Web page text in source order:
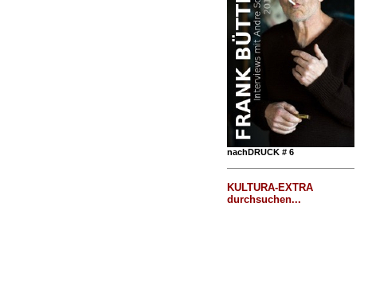
nachDRUCK # 6
KULTURA-EXTRA
durchsuchen...